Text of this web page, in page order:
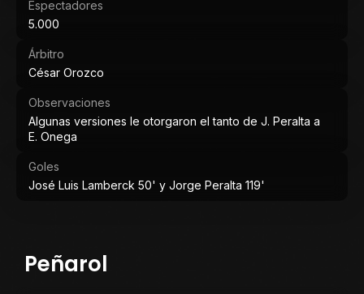
Espectadores
5.000
Árbitro
César Orozco
Observaciones
Algunas versiones le otorgaron el tanto de J. Peralta a
E. Onega
Goles
José Luis Lamberck 50' y Jorge Peralta 119'
Peñarol